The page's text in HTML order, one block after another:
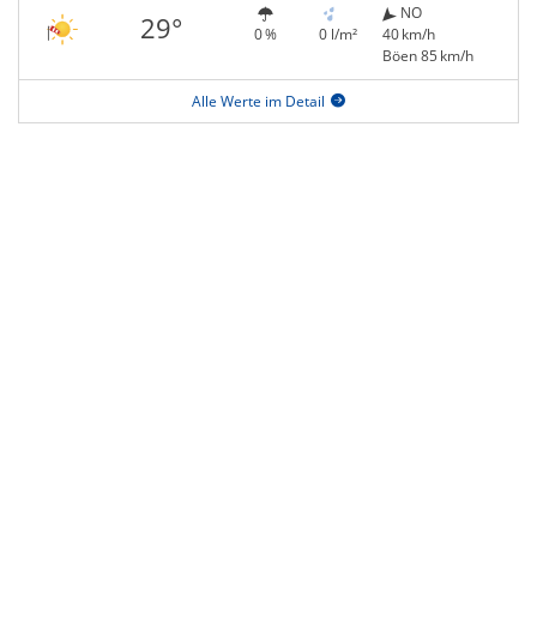
29° 0 % 0 l/m²
NO
40 km/h
Böen 85 km/h
Alle Werte im Detail